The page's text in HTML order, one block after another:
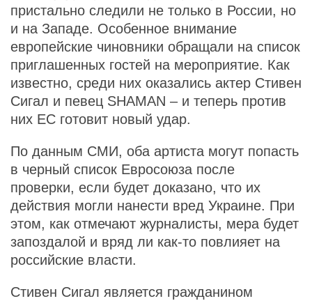
пристально следили не только в России, но
и на Западе. Особенное внимание
европейские чиновники обращали на список
приглашенных гостей на мероприятие. Как
известно, среди них оказались актер Стивен
Сигал и певец SHAMAN – и теперь против
них ЕС готовит новый удар.
По данным СМИ, оба артиста могут попасть
в черный список Евросоюза после
проверки, если будет доказано, что их
действия могли нанести вред Украине. При
этом, как отмечают журналисты, мера будет
запоздалой и вряд ли как-то повлияет на
российские власти.
Стивен Сигал является гражданином